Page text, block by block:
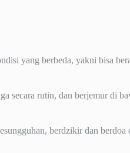
yang berbeda, yakni bisa
secara rutin, dan berjemur di
berdzikir dan